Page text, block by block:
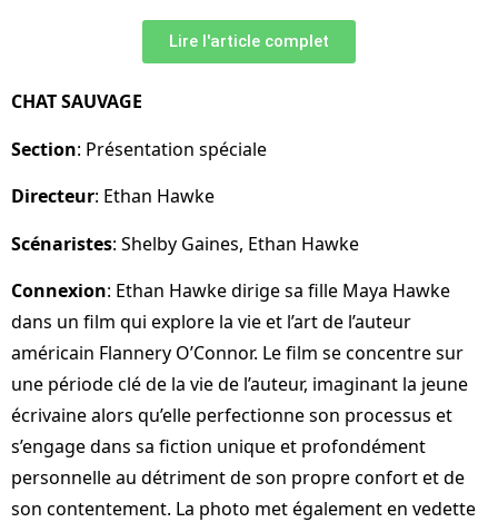
Lire l'article complet
CHAT SAUVAGE
Section: Présentation spéciale
Directeur: Ethan Hawke
Scénaristes: Shelby Gaines, Ethan Hawke
Connexion: Ethan Hawke dirige sa fille Maya Hawke
dans un film qui explore la vie et l’art de l’auteur
américain Flannery O’Connor. Le film se concentre sur
une période clé de la vie de l’auteur, imaginant la jeune
écrivaine alors qu’elle perfectionne son processus et
s’engage dans sa fiction unique et profondément
personnelle au détriment de son propre confort et de
son contentement. La photo met également en vedette